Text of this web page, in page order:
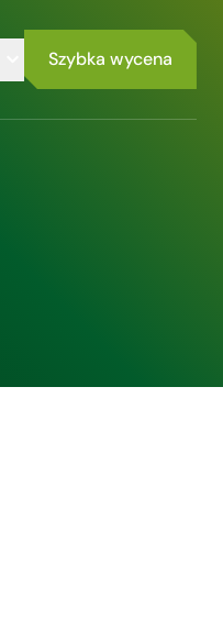
Szybka wycena